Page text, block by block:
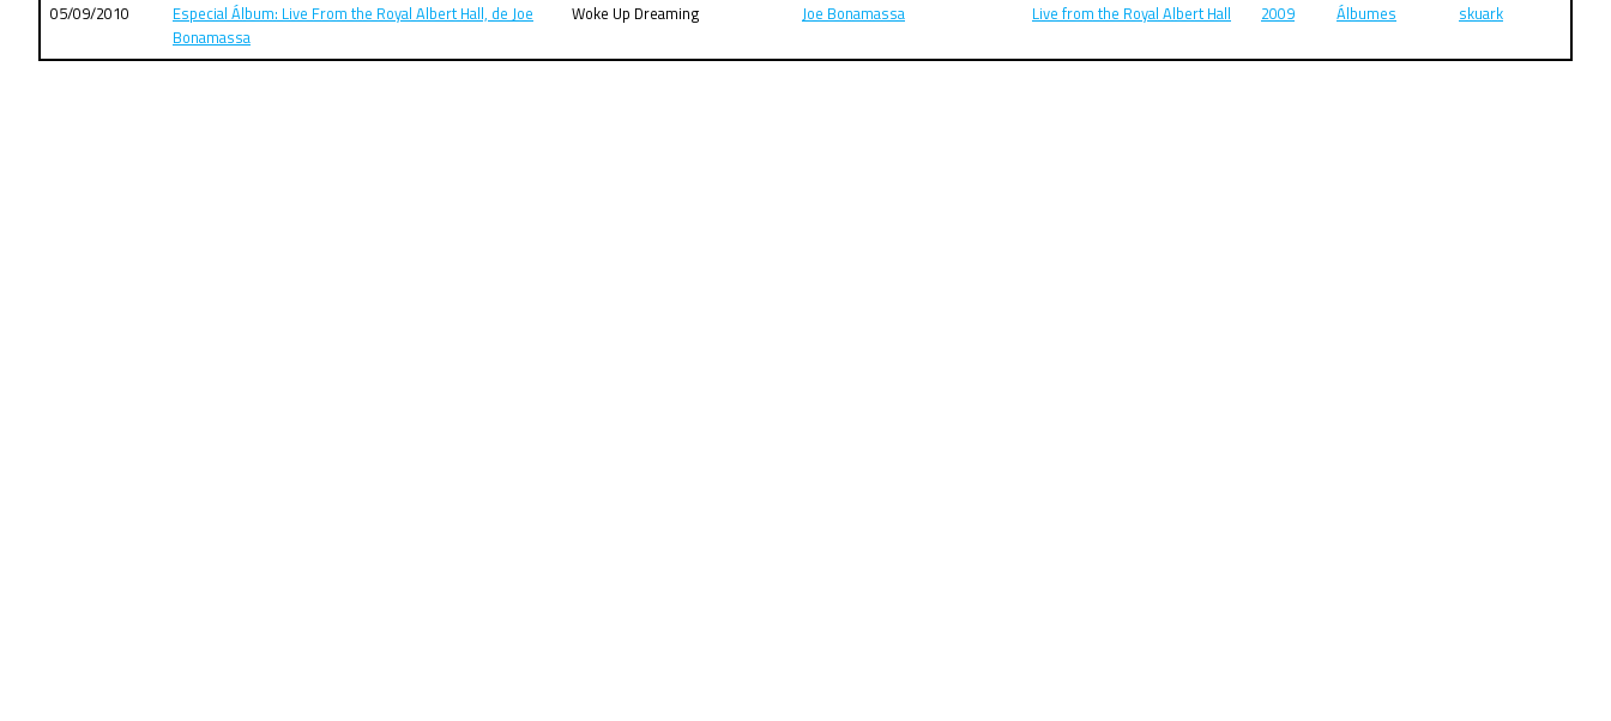
05/09/2010
Especial Álbum: Live From the Royal Albert Hall, de Joe
Bonamassa
Woke Up Dreaming Joe Bonamassa Live from the Royal Albert Hall 2009 Álbumes skuark